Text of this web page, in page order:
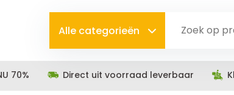
Alle categorieën
70% Direct uit voorraad leverbaar